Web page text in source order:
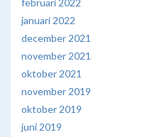
januari 2022
december 2021
november 2021
oktober 2021
november 2019
oktober 2019
juni 2019